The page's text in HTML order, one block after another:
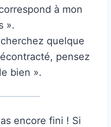
à mon
».
quelque
pensez
bien ».
encore fini ! Si